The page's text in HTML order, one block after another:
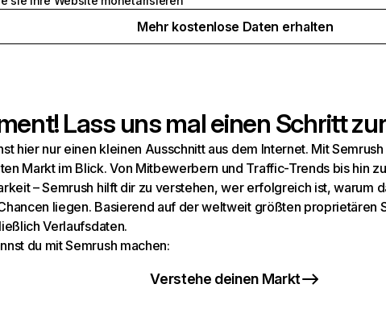
Mehr kostenlose Daten erhalten
Lass uns mal einen Schritt
hier nur einen kleinen Ausschnitt aus dem Internet. Mit
Markt im Blick. Von Mitbewerbern und Traffic-Trends bis hin
– Semrush hilft dir zu verstehen, wer erfolgreich ist, warum
liegen. Basierend auf der weltweit größten proprietären
Verlaufsdaten.
du mit Semrush machen:
Verstehe deinen Markt